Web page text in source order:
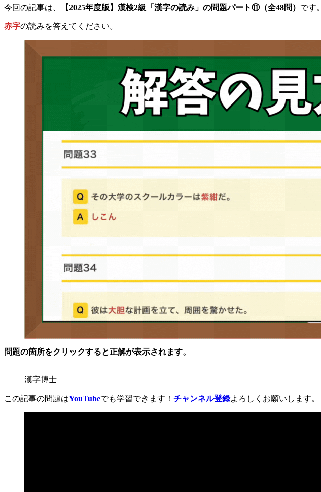
今回の記事は、 【2025年度版】漢検2級「漢字の読み」の問題パート⑪（全48問） です。
赤字の読みを答えてください。
問題の箇所をクリックすると正解が表示されます。
漢字博士
この記事の問題はYouTubeでも学習できます！ チャンネル登録よろしくお願いします。